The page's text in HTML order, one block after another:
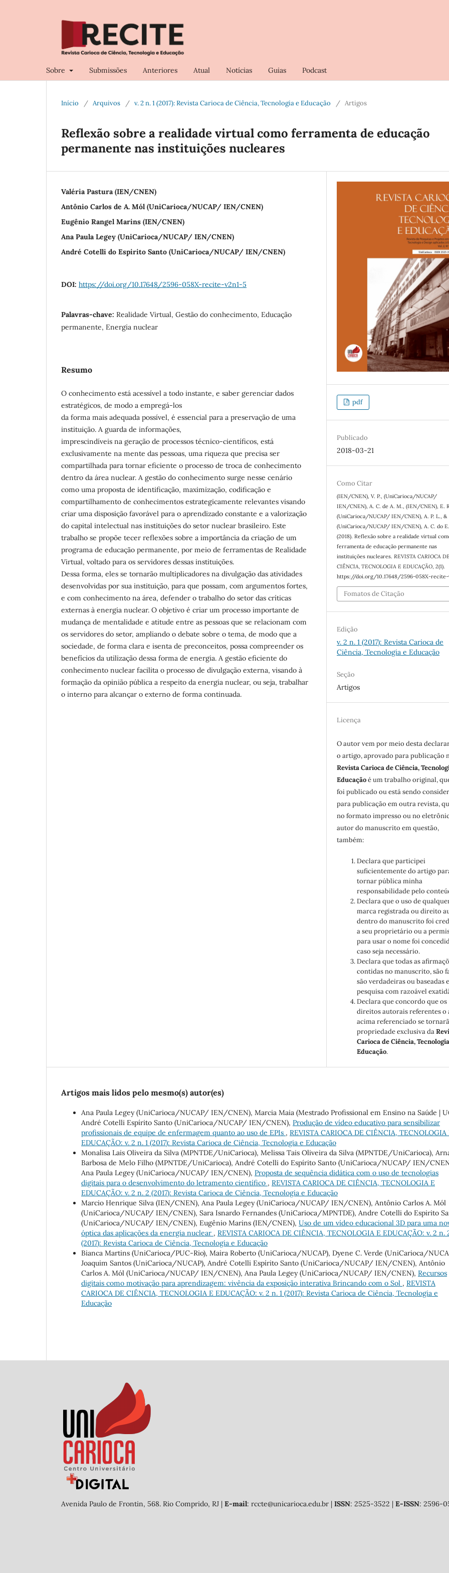
Sobre Submissões Anteriores Atual Notícias Guias Podcast
Início / Arquivos / v. 2 n. 1 (2017): Revista Carioca de Ciência, Tecnologia e Educação / Artigos
Reflexão sobre a realidade virtual como ferramenta de educação
permanente nas instituições nucleares
Valéria Pastura (IEN/CNEN)
Antônio Carlos de A. Mól (UniCarioca/NUCAP/ IEN/CNEN)
Eugênio Rangel Marins (IEN/CNEN)
Ana Paula Legey (UniCarioca/NUCAP/ IEN/CNEN)
André Cotelli do Espirito Santo (UniCarioca/NUCAP/ IEN/CNEN)
DOI: https://doi.org/10.17648/2596-058X-recite-v2n1-5
Palavras-chave: Realidade Virtual, Gestão do conhecimento, Educação
permanente, Energia nuclear
Resumo
O conhecimento está acessível a todo instante, e saber gerenciar dados
estratégicos, de modo a empregá-los
da forma mais adequada possível, é essencial para a preservação de uma
instituição. A guarda de informações,
imprescindíveis na geração de processos técnico-científicos, está
exclusivamente na mente das pessoas, uma riqueza que precisa ser
compartilhada para tornar eficiente o processo de troca de conhecimento
dentro da área nuclear. A gestão do conhecimento surge nesse cenário
como uma proposta de identificação, maximização, codificação e
compartilhamento de conhecimentos estrategicamente relevantes visando
criar uma disposição favorável para o aprendizado constante e a valorização
do capital intelectual nas instituições do setor nuclear brasileiro. Este
trabalho se propõe tecer reflexões sobre a importância da criação de um
programa de educação permanente, por meio de ferramentas de Realidade
Virtual, voltado para os servidores dessas instituições.
Dessa forma, eles se tornarão multiplicadores na divulgação das atividades
desenvolvidas por sua instituição, para que possam, com argumentos fortes,
e com conhecimento na área, defender o trabalho do setor das críticas
externas à energia nuclear. O objetivo é criar um processo importante de
mudança de mentalidade e atitude entre as pessoas que se relacionam com
os servidores do setor, ampliando o debate sobre o tema, de modo que a
sociedade, de forma clara e isenta de preconceitos, possa compreender os
benefícios da utilização dessa forma de energia. A gestão eficiente do
conhecimento nuclear facilita o processo de divulgação externa, visando à
formação da opinião pública a respeito da energia nuclear, ou seja, trabalhar
o interno para alcançar o externo de forma continuada.
pdf
Publicado
2018-03-21
Como Citar
(IEN/CNEN), V. P., (UniCarioca/NUCAP/
IEN/CNEN), A. C. de A. M., (IEN/CNEN), E.
(UniCarioca/NUCAP/ IEN/CNEN), A. P. L., &
(UniCarioca/NUCAP/ IEN/CNEN), A. C. do E.
(2018). Reflexão sobre a realidade virtual
ferramenta de educação permanente nas
instituições nucleares. REVISTA CARIOCA DE
CIÊNCIA, TECNOLOGIA E EDUCAÇÃO ,2(1).
https://doi.org/10.17648/2596-058X-recite-
Fomatos de Citação
Edição
v. 2 n. 1 (2017): Revista Carioca de
Ciência, Tecnologia e Educação
Seção
Artigos
Licença
O autor vem por meio desta
o artigo, aprovado para publicação
Revista Carioca de Ciência,
Educaçãoé um trabalho original,
foi publicado ou está sendo
para publicação em outra revista,
no formato impresso ou no
autor do manuscrito em questão,
também:
Declara que participei
suficientemente do artigo
tornar pública minha
responsabilidade pelo
Declara que o uso de
marca registrada ou direito
dentro do manuscrito foi
a seu proprietário ou a
para usar o nome foi
caso seja necessário.
Declara que todas as
contidas no manuscrito, são
são verdadeiras ou baseadas
pesquisa com razoável
Declara que concordo que os
direitos autorais referentes o
acima referenciado se
propriedade exclusiva da
Carioca de Ciência,
Educação.
Artigos mais lidos pelo mesmo(s) autor(es)
Ana Paula Legey (UniCarioca/NUCAP/ IEN/CNEN), Marcia Maia (Mestrado Profissional em Ensino na Saúde |
André Cotelli Espírito Santo (UniCarioca/NUCAP/ IEN/CNEN), Produção de vídeo educativo para sensibilizar
profissionais de equipe de enfermagem quanto ao uso de EPIs , REVISTA CARIOCA DE CIÊNCIA, TECNOLOGIA
EDUCAÇÃO: v. 2 n. 1 (2017): Revista Carioca de Ciência, Tecnologia e Educação
Monalisa Lais Oliveira da Silva (MPNTDE/UniCarioca), Melissa Tais Oliveira da Silva (MPNTDE/UniCarioca),
Barbosa de Melo Filho (MPNTDE/UniCarioca), André Cotelli do Espírito Santo (UniCarioca/NUCAP/ IEN/
Ana Paula Legey (UniCarioca/NUCAP/ IEN/CNEN), Proposta de sequência didática com o uso de tecnologias
digitais para o desenvolvimento do letramento científico , REVISTA CARIOCA DE CIÊNCIA, TECNOLOGIA E
EDUCAÇÃO: v. 2 n. 2 (2017): Revista Carioca de Ciência, Tecnologia e Educação
Marcio Henrique Silva (IEN/CNEN), Ana Paula Legey (UniCarioca/NUCAP/ IEN/CNEN), Antônio Carlos A. Mól
(UniCarioca/NUCAP/ IEN/CNEN), Sara Isnardo Fernandes (UniCarioca/MPNTDE), Andre Cotelli do Espirito
(UniCarioca/NUCAP/ IEN/CNEN), Eugênio Marins (IEN/CNEN), Uso de um vídeo educacional 3D para uma
óptica das aplicações da energia nuclear , REVISTA CARIOCA DE CIÊNCIA, TECNOLOGIA E EDUCAÇÃO: v. 2 n.
(2017): Revista Carioca de Ciência, Tecnologia e Educação
Bianca Martins (UniCarioca/PUC-Rio), Maira Roberto (UniCarioca/NUCAP), Dyene C. Verde (UniCarioca/
Joaquim Santos (UniCarioca/NUCAP), André Cotelli Espírito Santo (UniCarioca/NUCAP/ IEN/CNEN), Antônio
Carlos A. Mól (UniCarioca/NUCAP/ IEN/CNEN), Ana Paula Legey (UniCarioca/NUCAP/ IEN/CNEN), Recursos
digitais como motivação para aprendizagem: vivência da exposição interativa Brincando com o Sol , REVISTA
CARIOCA DE CIÊNCIA, TECNOLOGIA E EDUCAÇÃO: v. 2 n. 1 (2017): Revista Carioca de Ciência, Tecnologia e
Educação
Avenida Paulo de Frontin, 568. Rio Comprido, RJ | E-mail: rccte@unicarioca.edu.br | ISSN: 2525-3522 | E-ISSN: 2596-